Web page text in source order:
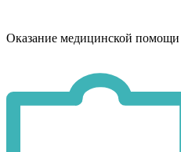
Оказание медицинской помощи